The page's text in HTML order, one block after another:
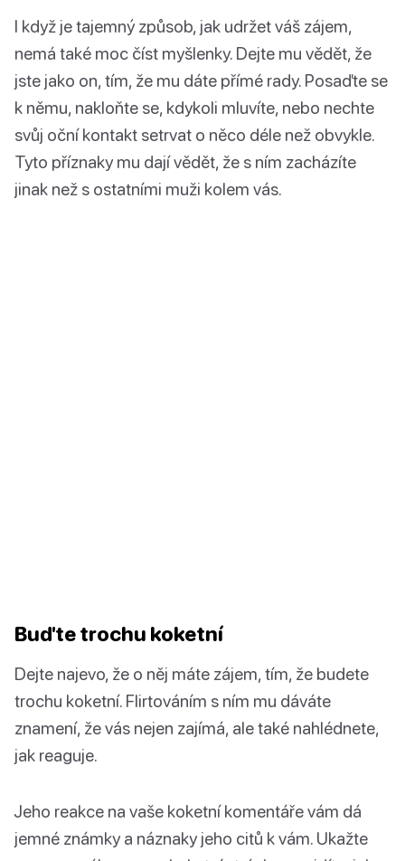
I když je tajemný způsob, jak udržet váš zájem,
nemá také moc číst myšlenky. Dejte mu vědět, že
jste jako on, tím, že mu dáte přímé rady. Posaďte se
k němu, nakloňte se, kdykoli mluvíte, nebo nechte
svůj oční kontakt setrvat o něco déle než obvykle.
Tyto příznaky mu dají vědět, že s ním zacházíte
jinak než s ostatními muži kolem vás.
Buďte trochu koketní
Dejte najevo, že o něj máte zájem, tím, že budete
trochu koketní. Flirtováním s ním mu dáváte
znamení, že vás nejen zajímá, ale také nahlédnete,
jak reaguje.
Jeho reakce na vaše koketní komentáře vám dá
jemné známky a náznaky jeho citů k vám. Ukažte